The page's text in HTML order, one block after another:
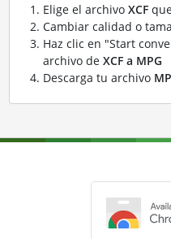
Elige el archivo XCF
Cambiar calidad o
Haz clic en "Start
archivo de XCF a MPG
Descarga tu archivo